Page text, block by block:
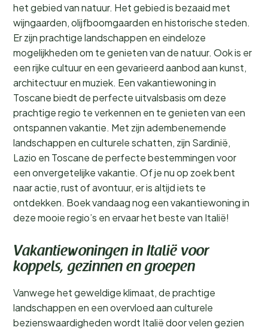
het gebied van natuur. Het gebied is bezaaid met
wijngaarden, olijfboomgaarden en historische steden.
Er zijn prachtige landschappen en eindeloze
mogelijkheden om te genieten van de natuur. Ook is er
een rijke cultuur en een gevarieerd aanbod aan kunst,
architectuur en muziek. Een vakantiewoning in
Toscane biedt de perfecte uitvalsbasis om deze
prachtige regio te verkennen en te genieten van een
ontspannen vakantie. Met zijn adembenemende
landschappen en culturele schatten, zijn Sardinië,
Lazio en Toscane de perfecte bestemmingen voor
een onvergetelijke vakantie. Of je nu op zoek bent
naar actie, rust of avontuur, er is altijd iets te
ontdekken. Boek vandaag nog een vakantiewoning in
deze mooie regio’s en ervaar het beste van Italië!
Vakantiewoningen in Italië voor
koppels, gezinnen en groepen
Vanwege het geweldige klimaat, de prachtige
landschappen en een overvloed aan culturele
bezienswaardigheden wordt Italië door velen gezien